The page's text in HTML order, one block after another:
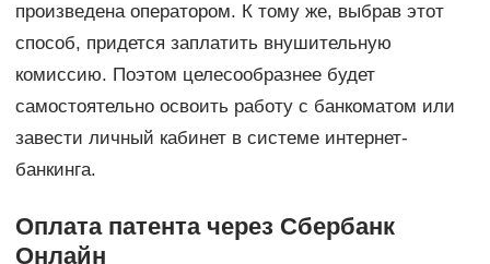
произведена оператором. К тому же, выбрав этот
способ, придется заплатить внушительную
комиссию. Поэтом целесообразнее будет
самостоятельно освоить работу с банкоматом или
завести личный кабинет в системе интернет-
банкинга.
Оплата патента через Сбербанк
Онлайн